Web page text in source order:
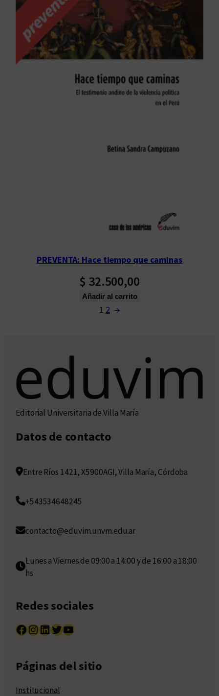
PREVENTA: Hace tiempo que caminas
$ 32.500,00
Añadir al carrito
1 2 →
Editorial Universitaria de Villa María
Datos de contacto
Entre Ríos 1421, X5900AGI, Villa María, Córdoba
+543534648245
contacto@eduvim.unvm.edu.ar
Lunes a Viernes de 09:00 a 14:00 y de 16:00 a 18:00
hs
Redes sociales
Facebook InstagramLinkedIn Twitter YouTube
Páginas del sitio
Institucional